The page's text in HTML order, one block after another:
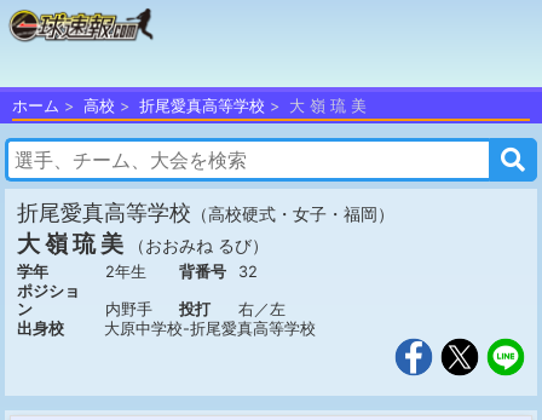
ホーム 高校 折尾愛真高等学校 大 嶺 琉 美
折尾愛真高等学校 （高校硬式・女子・福岡）
大 嶺 琉 美 （おおみね るび）
学年 2年生 背番号
32
ポジショ
ン
内野手 投打
右／左
出身校
大原中学校-折尾愛真高等学校